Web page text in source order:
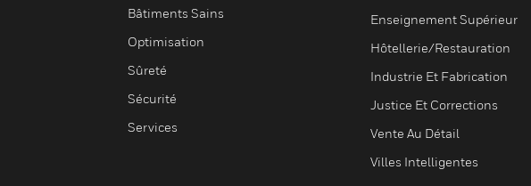
Bâtiments Sains
Optimisation
Sûreté
Sécurité
Services
Enseignement Supérieur
Hôtellerie/Restauration
Industrie Et Fabrication
Justice Et Corrections
Vente Au Détail
Villes Intelligentes